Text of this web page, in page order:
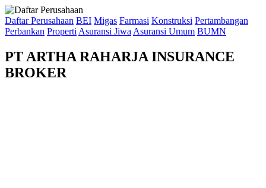
Daftar Perusahaan BEI Migas Farmasi Konstruksi Pertambangan
Perbankan Properti Asuransi Jiwa Asuransi Umum BUMN
PT ARTHA RAHARJA INSURANCE
BROKER